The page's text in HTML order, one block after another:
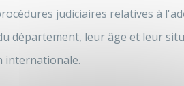
judiciaires relatives à
département, leur âge et leur
internationale.